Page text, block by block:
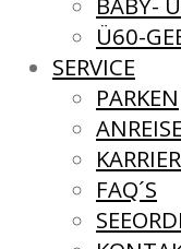
Ü60-
SERVICE
PARKEN
FAQ´S